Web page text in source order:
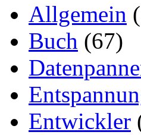
Allgemein
Buch (67)
Entwickler